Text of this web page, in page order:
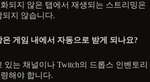
되지 않은 탭에서 재생되는 스트리밍은
지 않습니다.
게임 내에서 자동으로 받게 되나요?
있는 채널이나 Twitch의 드롭스 인벤토리
해야 합니다.